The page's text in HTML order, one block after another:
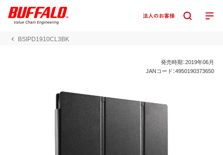
BSIPD1910CL3BK
発売時期：2019年06月
JANコード：4950190373650